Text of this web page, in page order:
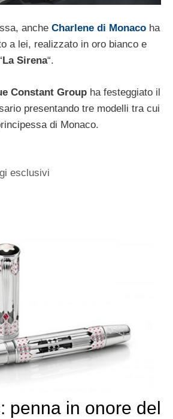
anche Charlene di Monaco ha
a lei, realizzato in oro bianco e
La Sirena“.
Constant Group ha festeggiato il
presentando tre modelli tra cui
di Monaco.
esclusivi
penna in onore del